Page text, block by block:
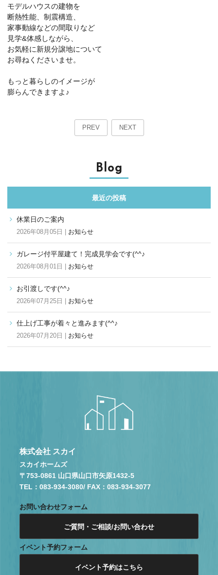
モデルハウスの建物を
断熱性能、制震構造、
家事動線などの間取りなど
見学&体感しながら、
お気軽に新規分譲地について
お尋ねくださいませ。
もっと暮らしのイメージが
膨らんできますよ♪
PREV NEXT
Blog
最近の投稿
休業日のご案内
2026年08月05日 | お知らせ
ガレージ付平屋建て！完成見学会です(^^♪
2026年08月01日 | お知らせ
お引渡しです(^^♪
2026年07月25日 | お知らせ
仕上げ工事が着々と進みます(^^♪
2026年07月20日 | お知らせ
株式会社 スカイ
スカイホームズ
〒753-0861 山口県山口市矢原1432-5
TEL：083-934-3080/ FAX：083-934-3077
お問い合わせフォーム
ご質問・ご相談/お問い合わせ
イベント予約フォーム
イベント予約はこちら